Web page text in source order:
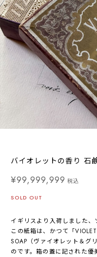
バイオレットの香り 石
¥99,999,999 税込
SOLD OUT
イギリスより入荷しました、
この紙箱は、かつて「
SOAP（ヴァイオレット＆グ
のです。箱の蓋に記された